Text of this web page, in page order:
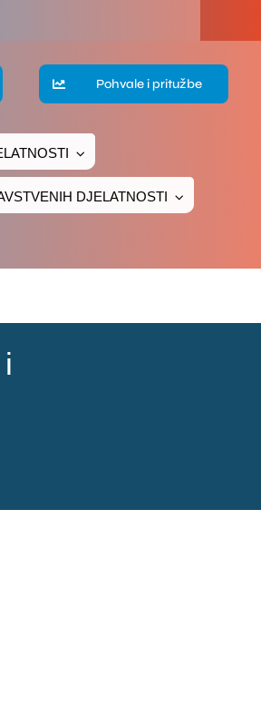
Pohvale i pritužbe
DJELATNOSTI